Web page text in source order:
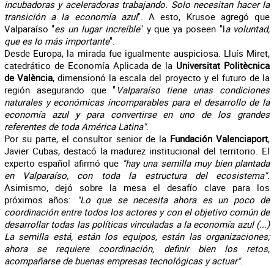
incubadoras y aceleradoras trabajando. Solo necesitan hacer la
transición a la economía azul". A esto, Krusoe agregó que
Valparaíso "es un lugar increíble" y que ya poseen "la voluntad,
que es lo más importante".
Desde Europa, la mirada fue igualmente auspiciosa. Lluís Miret,
catedrático de Economía Aplicada de la Universitat Politècnica
de València, dimensionó la escala del proyecto y el futuro de la
región asegurando que " Valparaíso tiene unas condiciones
naturales y económicas incomparables para el desarrollo de la
economía azul y para convertirse en uno de los grandes
referentes de toda América Latina".
Por su parte, el consultor senior de la Fundación Valenciaport,
Javier Cubas, destacó la madurez institucional del territorio. El
experto español afirmó que "hay una semilla muy bien plantada
en Valparaíso, con toda la estructura del ecosistema".
Asimismo, dejó sobre la mesa el desafío clave para los
próximos años:
"Lo que se necesita ahora es un poco de
coordinación entre todos los actores y con el objetivo común de
desarrollar todas las políticas vinculadas a la economía azul (...)
La semilla está, están los equipos, están las organizaciones;
ahora se requiere coordinación, definir bien los retos,
acompañarse de buenas empresas tecnológicas y actuar".